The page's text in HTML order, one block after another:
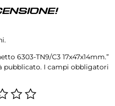
6303-TN9/C3 17x47x14mm.”
pubblicato. I campi obbligatori